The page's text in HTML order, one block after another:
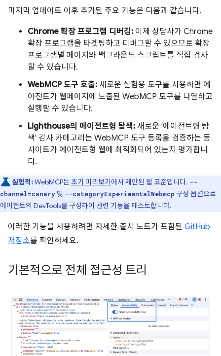
마지막 업데이트 이후 추가된 주요 기능은 다음과 같습니다.
Chrome 확장 프로그램 디버깅: 이제 상담사가 Chrome
확장 프로그램을 타겟팅하고 디버그할 수 있으므로 확장
프로그램별 페이지와 백그라운드 스크립트를 직접 검사
할 수 있습니다.
WebMCP 도구 호출: 새로운 실험용 도구를 사용하면 에
이전트가 웹페이지에 노출된 WebMCP 도구를 나열하고
실행할 수 있습니다.
Lighthouse의 에이전트형 탐색: 새로운 '에이전트형 탐
색' 감사 카테고리는 WebMCP 도구 등록을 검증하는 등
사이트가 에이전트형 웹에 최적화되어 있는지 평가합니
다.
실험적:WebMCP는초기 미리보기에서 제안된 웹 표준입니다. --
channel=canary 및 --categoryExperimentalWebmcp 구성 옵션으로
에이전트의 DevTools를 구성하여 관련 기능을 테스트합니다.
이러한 기능을 사용하려면 자세한 출시 노트가 포함된 GitHub
저장소를 확인하세요.
기본적으로 전체 접근성 트리